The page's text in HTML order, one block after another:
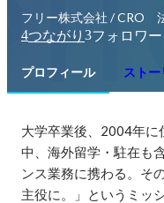
フリー株式会社 / CRO
4つながり 3フォロワー
プロフィール スト
大学卒業後、2004年に
中、海外留学・駐在も
ンス業務に携わる。そ
主役に。」というミッ